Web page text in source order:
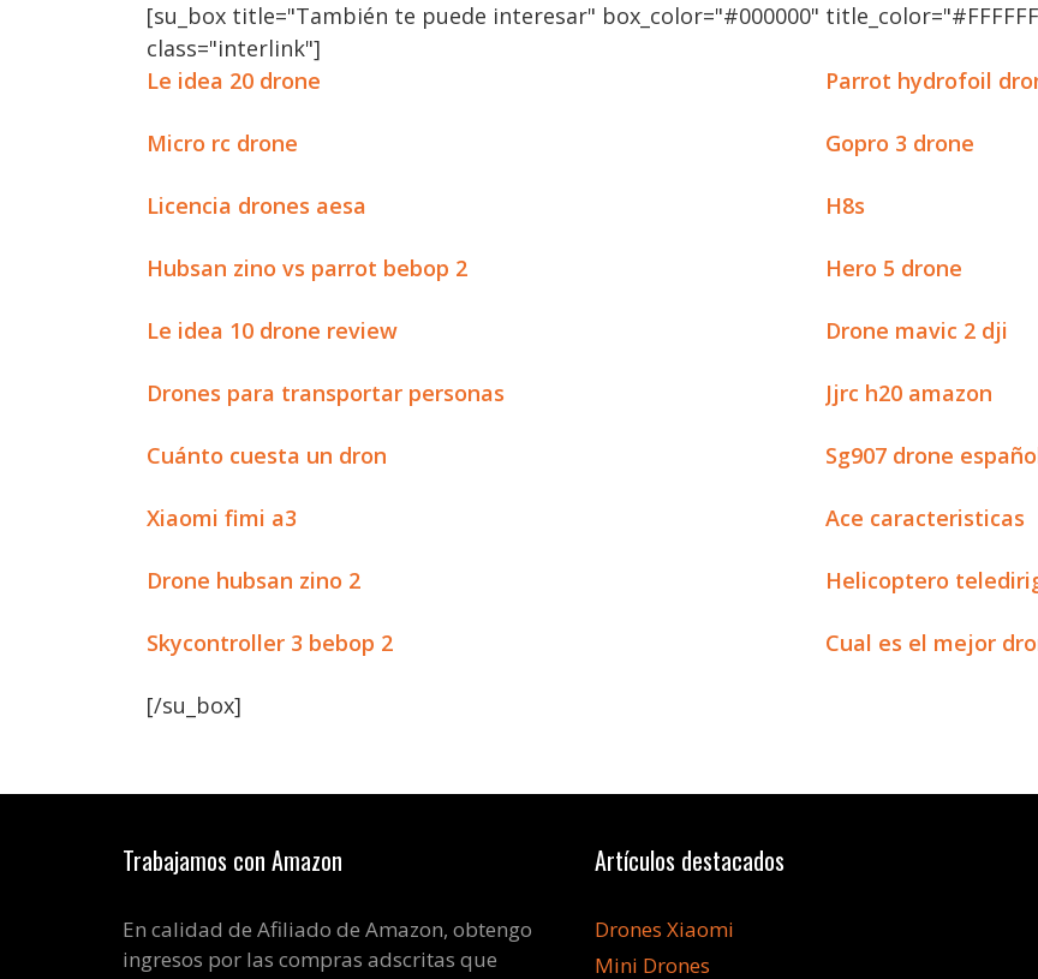
[su_box title="También te puede interesar" box_color="#000000"
class="interlink"]
Le idea 20 drone
Parrot hydrofoil
Micro rc drone Gopro 3 drone
Licencia drones aesa H8s
Hubsan zino vs parrot bebop 2 Hero 5 drone
Le idea 10 drone review Drone mavic 2 dji
Drones para transportar personas Jjrc h20 amazon
Cuánto cuesta un dron Sg907 drone
Xiaomi fimi a3 Ace caracteristicas
Drone hubsan zino 2 Helicoptero
Skycontroller 3 bebop 2 Cual es el mejor
[/su_box]
Trabajamos con Amazon
En calidad de Afiliado de Amazon, obtengo
ingresos por las compras adscritas que
Artículos destacados
Drones Xiaomi
Mini Drones